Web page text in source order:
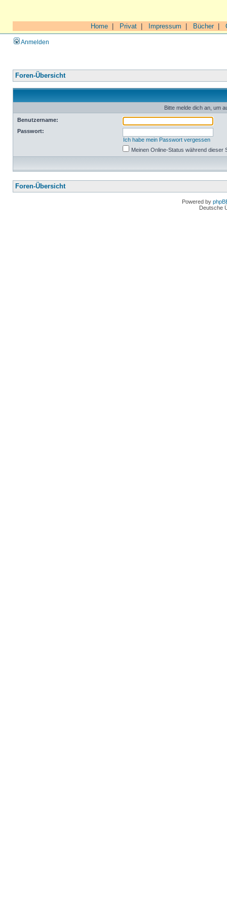
Home Privat Impressum Bücher|
Anmelden
Foren-Übersicht
Bitte melde dich an, um
Benutzername:
Passwort:
Ich habe mein Passwort vergessen
Meinen Online-Status während dieser
Foren-Übersicht
Powered by
Deutsche